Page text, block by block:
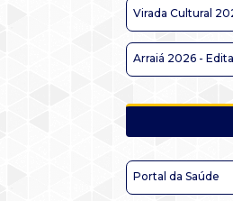
Virada Cultural
Arraiá 2026 - Edital
Portal da Saúde